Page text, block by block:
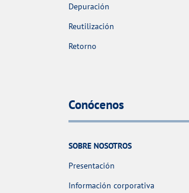
Depuración
Reutilización
Retorno
Conócenos
SOBRE NOSOTROS
Presentación
Información corporativa